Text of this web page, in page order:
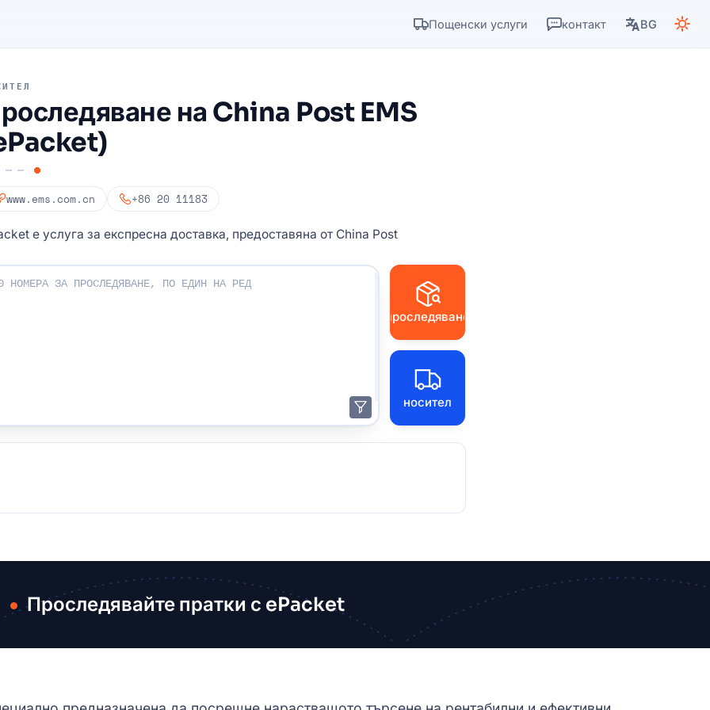
Пощенски услуги контакт BG
на China Post EMS
www.ems.com.cn +86 20 11183
е услуга за експресна доставка, предоставяна от China Post
проследяващи номера:
проследяване
носител
Проследявайте пратки с ePacket